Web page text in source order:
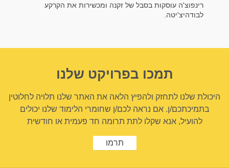
רינפוצ'ה עוסקות בסבל של זקנה ומכשירות את הקרקע
לבודהיצ'יטה.
תמכו בפרויקט שלנו
היכולת שלנו לתחזק ולהפיץ הלאה את האתר שלנו תלויה לחלוטין
בתמיכתכם/ן. אם נראה לכם/ן שחומרי הלימוד שלנו יכולים
להועיל, אנא שקלו לתת תרומה חד פעמית או חודשית
תרמו